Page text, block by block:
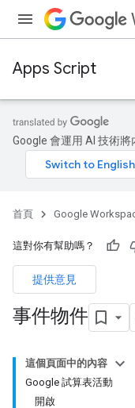
Apps Script
Google 會運用 AI 技術
首頁 Google
這對你有幫助嗎？
提供意見
事件物件
這個頁面中的內容
Google 試算表活動
開啟